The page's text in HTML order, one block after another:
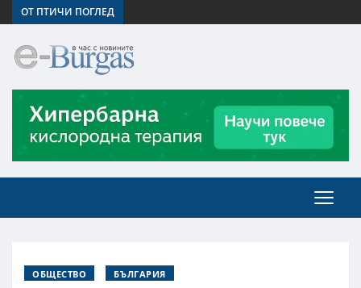
ОТ ПТИЧИ ПОГЛЕД
ОБЩЕСТВО БЪЛГАРИЯ